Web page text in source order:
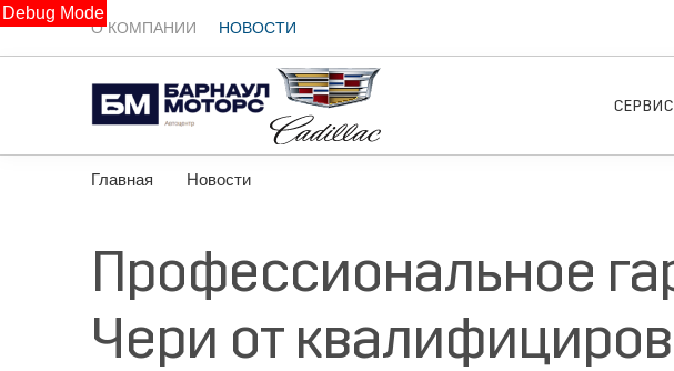
Debug Mode
О КОМПАНИИ НОВОСТИ
Главная Новости
Профессиональное
Чери от